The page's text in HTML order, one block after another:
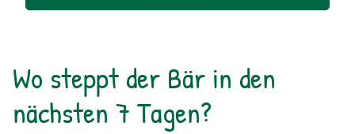
Wo steppt der Bär in den
nächsten 7 Tagen?